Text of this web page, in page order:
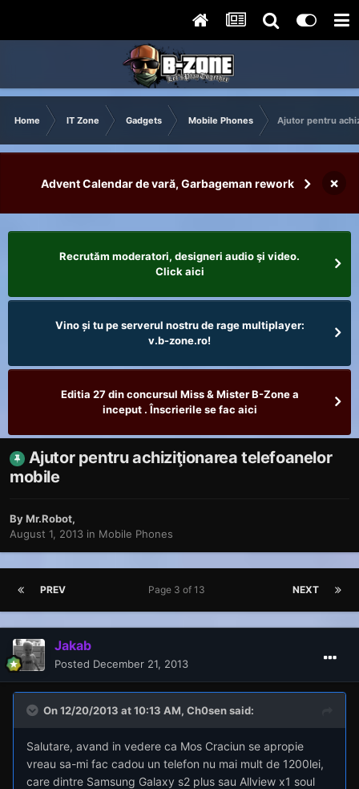
Home IT Zone Gadgets Mobile Phones Ajutor pentru
Advent Calendar de vară, Garbageman rework ×
Recrutăm moderatori, designeri audio şi video.
Click aici
Vino și tu pe serverul nostru de rage multiplayer:
v.b-zone.ro!
Editia 27 din concursul Miss & Mister B-Zone a
inceput . Înscrierile se fac aici
Ajutor pentru achiziţionarea telefoanelor
mobile
ByMr.Robot,
August 1, 2013 in Mobile Phones
PREV NEXT
Page 3 of 13
Jakab
Posted December 21, 2013
On 12/20/2013 at 10:13 AM, Ch0sen said:
Salutare, avand in vedere ca Mos Craciun se apropie
vreau sa-mi fac cadou un telefon nu mai mult de 1200lei,
care dintre Samsung Galaxy s2 plus sau Allview x1 soul